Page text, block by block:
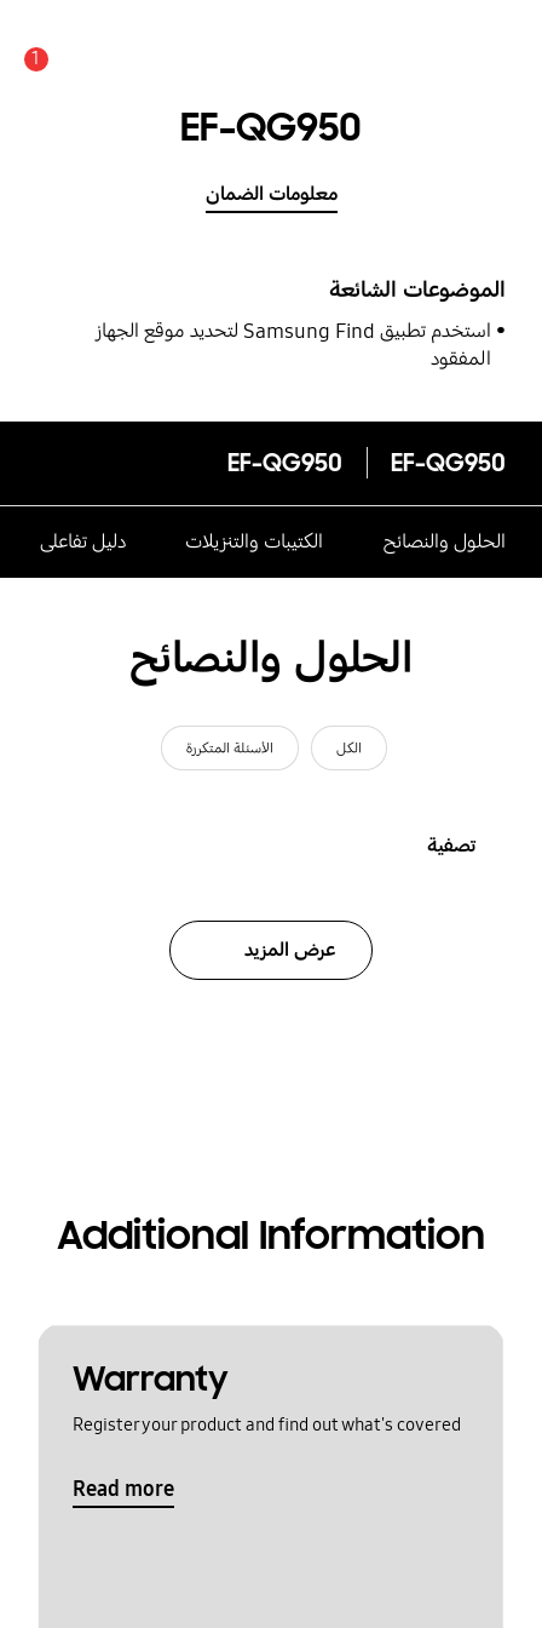
1
EF-QG950
معلومات الضمان
الموضوعات الشائعة
استخدم تطبيق Samsung Find لتحديد موقع الجهاز
المفقود
EF-QG950
EF-QG950
الحلول والنصائح الكتيبات والتنزيلات دليل تفاعلى
الحلول والنصائح
الكل الأسئلة المتكررة
تصفية
عرض المزيد
Additional Information
Warranty
Register your product and find out what's covered
Read more